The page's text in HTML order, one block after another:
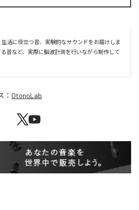
活に役立つ音、実験的なサウンドをお届けしま
音など、実際に脳波計測を行いながら制作して
： OtonoLab